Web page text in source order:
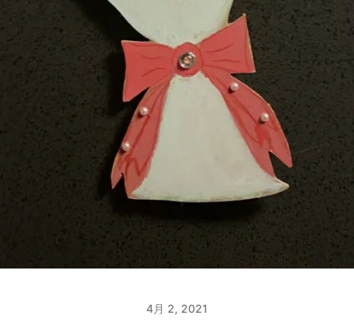
4月 2, 2021